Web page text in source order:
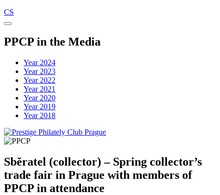
CS
PPCP in the Media
Year 2024
Year 2023
Year 2022
Year 2021
Year 2020
Year 2019
Year 2018
Sběratel (collector) – Spring collector’s
trade fair in Prague with members of
PPCP in attendance